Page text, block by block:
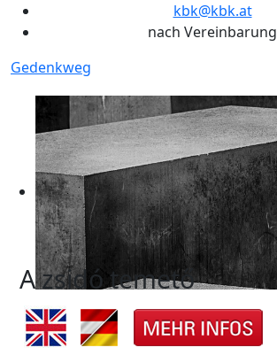
kbk@kbk.at
nach Vereinbarung
Gedenkweg
A zsidó temető